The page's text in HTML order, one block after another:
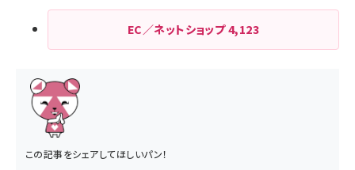
EC／ネットショップ4,123
この記事をシェアしてほしいパン！